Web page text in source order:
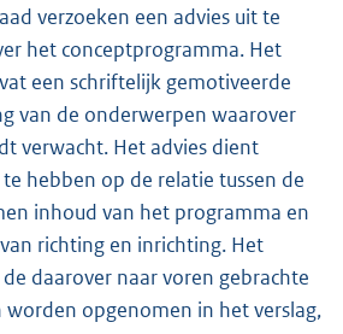
verzoeken een advies uit te
het conceptprogramma. Het
een schriftelijk gemotiveerde
van de onderwerpen waarover
verwacht. Het advies dient
hebben op de relatie tussen de
inhoud van het programma en
richting en inrichting. Het
daarover naar voren gebrachte
worden opgenomen in het verslag,